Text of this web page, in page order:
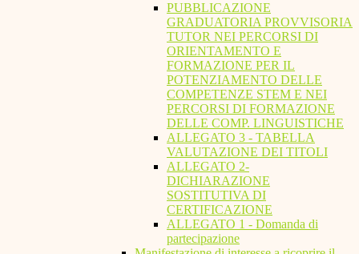
PUBBLICAZIONE
GRADUATORIA PROVVISORIA
TUTOR NEI PERCORSI DI
ORIENTAMENTO E
FORMAZIONE PER IL
POTENZIAMENTO DELLE
COMPETENZE STEM E NEI
PERCORSI DI FORMAZIONE
DELLE COMP. LINGUISTICHE
ALLEGATO 3 - TABELLA
VALUTAZIONE DEI TITOLI
ALLEGATO 2-
DICHIARAZIONE
SOSTITUTIVA DI
CERTIFICAZIONE
ALLEGATO 1 - Domanda di
partecipazione